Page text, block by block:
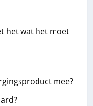
het wat het moet
mee?